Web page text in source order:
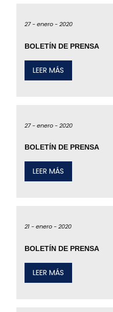
27 -enero -2020
BOLETÍN DE PRENSA
LEER MÁS
27 -enero -2020
BOLETÍN DE PRENSA
LEER MÁS
21 -enero -2020
BOLETÍN DE PRENSA
LEER MÁS